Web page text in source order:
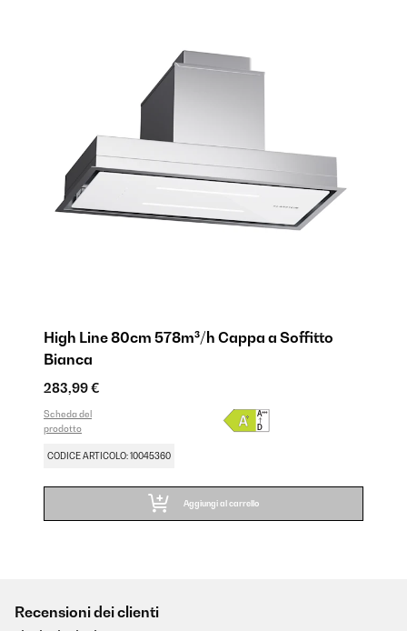
High Line 80cm 578m³/h Cappa a Soffitto
Bianca
283,99 €
Scheda del
prodotto
CODICE ARTICOLO: 10045360
Aggiungi al carrello
Recensioni dei clienti